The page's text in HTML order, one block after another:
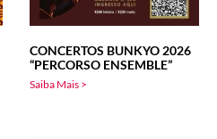
CONCERTOS BUNKYO 2026
“PERCORSO ENSEMBLE”
Saiba Mais >